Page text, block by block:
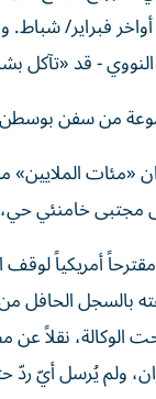
فبراير/ شباط.
النووي - قد «تآكل
من سفن
«مئات الملايين»
مجتبى خامنئي
أمريكياً
الحافل من
الوكالة، نقلاً
ولم يُرسل أيّ ردّ